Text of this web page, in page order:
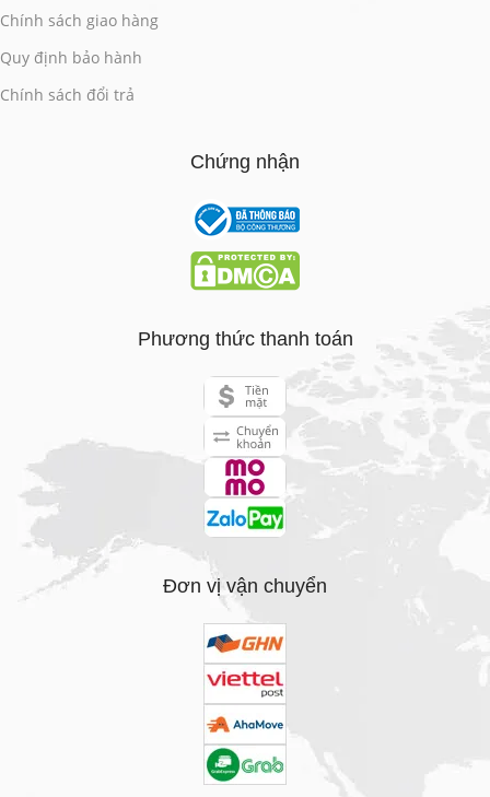
Chính sách giao hàng
Quy định bảo hành
Chính sách đổi trả
Chứng nhận
Phương thức thanh toán
Đơn vị vận chuyển